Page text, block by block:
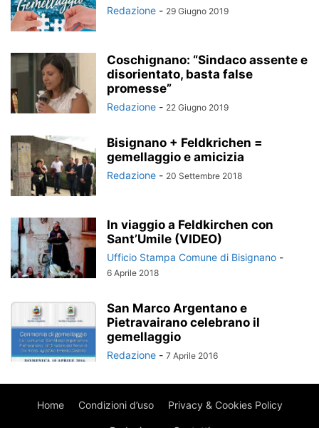
Redazione - 29 Giugno 2019
Coschignano: “Sindaco assente e
disorientato, basta false
promesse”
Redazione - 22 Giugno 2019
Bisignano + Feldkrichen =
gemellaggio e amicizia
Redazione - 20 Settembre 2018
In viaggio a Feldkirchen con
Sant’Umile (VIDEO)
Ufficio Stampa Comune di Bisignano -
6 Aprile 2018
San Marco Argentano e
Pietravairano celebrano il
gemellaggio
Redazione - 7 Aprile 2016
Home Condizioni d’uso Privacy & Cookies Policy